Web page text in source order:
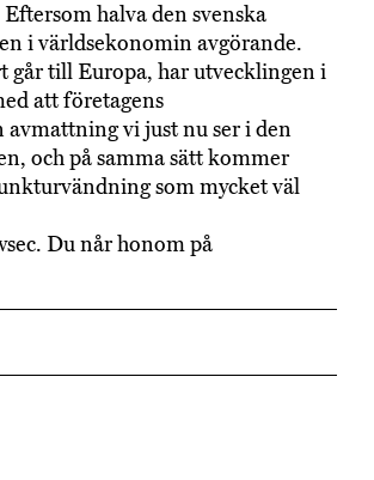
Eftersom halva den svenska
i världsekonomin avgörande.
går till Europa, har utvecklingen i
att företagens
vi just nu ser i den
och på samma sätt kommer
som mycket väl
Du når honom på